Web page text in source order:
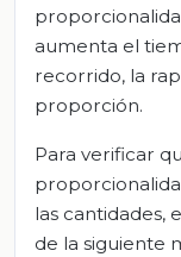
aumenta el
recorrido, la
proporción.
Para verificar
las cantidades,
de la siguiente